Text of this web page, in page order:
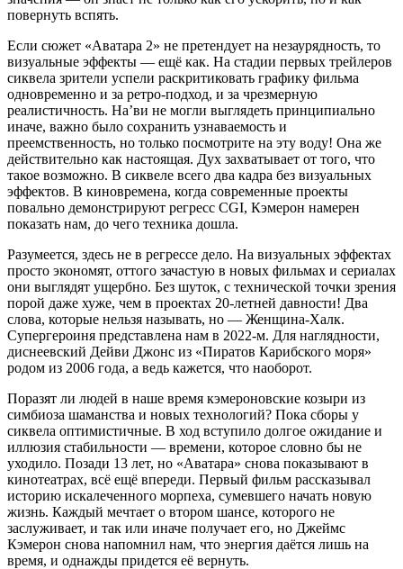
повернуть вспять.
Если сюжет «Аватара 2» не претендует на незаурядность, то
визуальные эффекты — ещё как. На стадии первых трейлеров
сиквела зрители успели раскритиковать графику фильма
одновременно и за ретро-подход, и за чрезмерную
реалистичность. На’ви не могли выглядеть принципиально
иначе, важно было сохранить узнаваемость и
преемственность, но только посмотрите на эту воду! Она же
действительно как настоящая. Дух захватывает от того, что
такое возможно. В сиквеле всего два кадра без визуальных
эффектов. В киновремена, когда современные проекты
повально демонстрируют регресс CGI, Кэмерон намерен
показать нам, до чего техника дошла.
Разумеется, здесь не в регрессе дело. На визуальных эффектах
просто экономят, оттого зачастую в новых фильмах и сериалах
они выглядят ущербно. Без шуток, с технической точки зрения
порой даже хуже, чем в проектах 20-летней давности! Два
слова, которые нельзя называть, но — Женщина-Халк.
Супергероиня представлена нам в 2022-м. Для наглядности,
диснеевский Дейви Джонс из «Пиратов Карибского моря»
родом из 2006 года, а ведь кажется, что наоборот.
Поразят ли людей в наше время кэмероновские козыри из
симбиоза шаманства и новых технологий? Пока сборы у
сиквела оптимистичные. В ход вступило долгое ожидание и
иллюзия стабильности — времени, которое словно бы не
уходило. Позади 13 лет, но «Аватара» снова показывают в
кинотеатрах, всё ещё впереди. Первый фильм рассказывал
историю искалеченного морпеха, сумевшего начать новую
жизнь. Каждый мечтает о втором шансе, которого не
заслуживает, и так или иначе получает его, но Джеймс
Кэмерон снова напомнил нам, что энергия даётся лишь на
время, и однажды придется её вернуть.